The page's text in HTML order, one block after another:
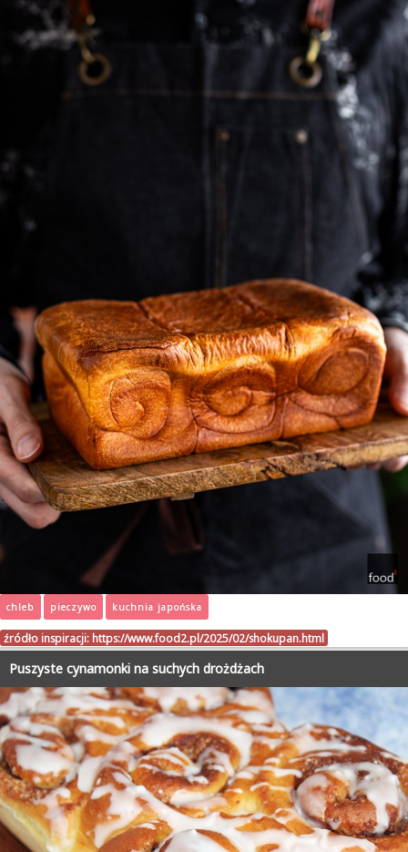
chleb pieczywo kuchnia japońska
źródło inspiracji: https://www.food2.pl/2025/02/shokupan.html
Puszyste cynamonki na suchych drożdżach